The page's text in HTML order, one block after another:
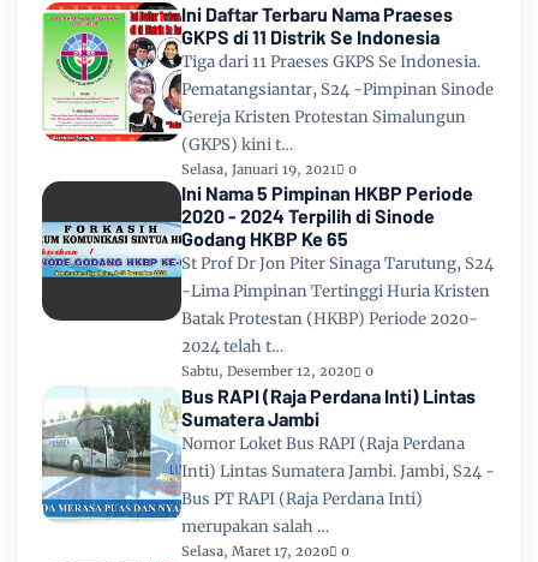
Ini Daftar Terbaru Nama Praeses
GKPS di 11 Distrik Se Indonesia
Tiga dari 11 Praeses GKPS Se Indonesia.
Pematangsiantar, S24 -Pimpinan Sinode
Gereja Kristen Protestan Simalungun
(GKPS) kini t…
Selasa, Januari 19, 2021 0
Ini Nama 5 Pimpinan HKBP Periode
2020 - 2024 Terpilih di Sinode
Godang HKBP Ke 65
St Prof Dr Jon Piter Sinaga Tarutung, S24
-Lima Pimpinan Tertinggi Huria Kristen
Batak Protestan (HKBP) Periode 2020-
2024 telah t…
Sabtu, Desember 12, 2020 0
Bus RAPI (Raja Perdana Inti) Lintas
Sumatera Jambi
Nomor Loket Bus RAPI (Raja Perdana
Inti) Lintas Sumatera Jambi. Jambi, S24 -
Bus PT RAPI (Raja Perdana Inti)
merupakan salah …
Selasa, Maret 17, 2020 0